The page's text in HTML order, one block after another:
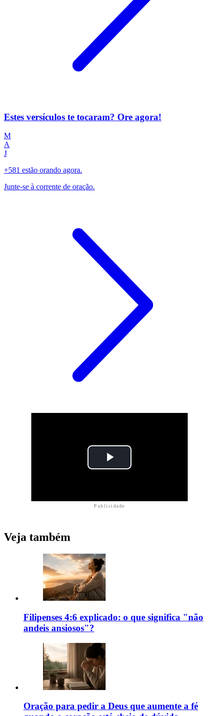
Estes versículos te tocaram? Ore agora!
M
A
J
+581 estão orando agora.
Junte-se à corrente de oração.
Publicidade
Veja também
Filipenses 4:6 explicado: o que significa "não
andeis ansiosos"?
Oração para pedir a Deus que aumente a fé